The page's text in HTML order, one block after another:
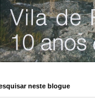
neste blogue